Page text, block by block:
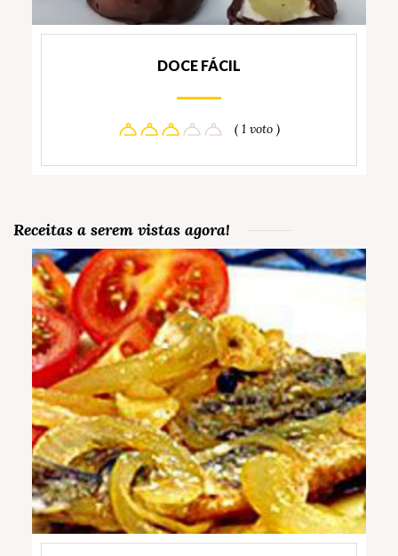
DOCE FÁCIL
( 1 voto )
Receitas a serem vistas agora!